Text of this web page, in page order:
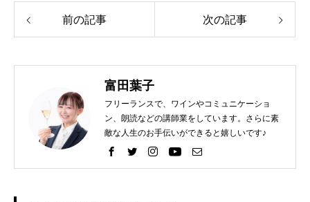
前の記事 次の記事
富田葉子
フリーランスで、ワインやコミュニケーショ
ン、朗読などの講師業をしています。さらに素
敵な人生のお手伝いができると嬉しいです♪